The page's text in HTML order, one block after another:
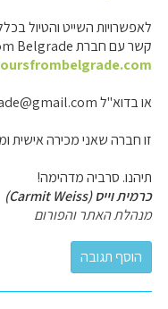
לאפשרויות השייט והטיול
קשר עם חברת Tours from Belgrade
או בדוא"ל toursfrombelgrade@gmail.com
זו חברה שאני מכירה אישית
תיהנו. סרביה מדהימה!
כרמית וייס (Carmit Weiss)
מנהלת האתר והפורום